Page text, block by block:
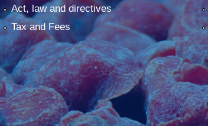
Act, law and directives
Tax and Fees